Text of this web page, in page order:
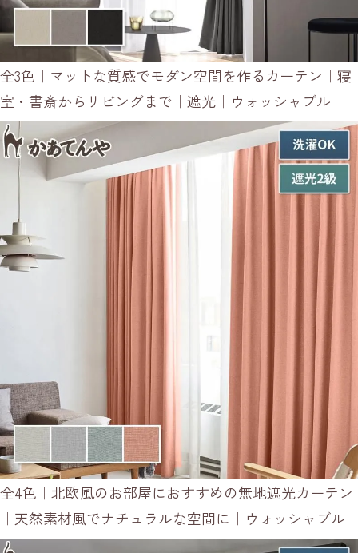
全3色｜マットな質感でモダン空間を作るカーテン｜寝
室・書斎からリビングまで｜遮光｜ウォッシャブル
全4色｜北欧風のお部屋におすすめの無地遮光カーテン
｜天然素材風でナチュラルな空間に｜ウォッシャブル